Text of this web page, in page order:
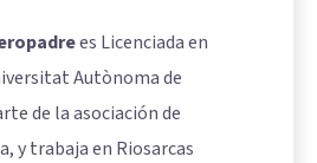
es Licenciada en
Autònoma de
de la asociación de
y trabaja en Riosarcas